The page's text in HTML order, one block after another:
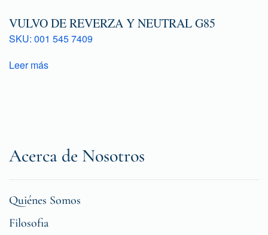
VULVO DE REVERZA Y NEUTRAL G85
SKU: 001 545 7409
Leer más
Acerca de Nosotros
Quiénes Somos
Filosofia